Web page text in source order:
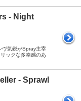
- Night
ヴ気鋭がSpray主宰
ックな多幸感のあ
- Sprawl